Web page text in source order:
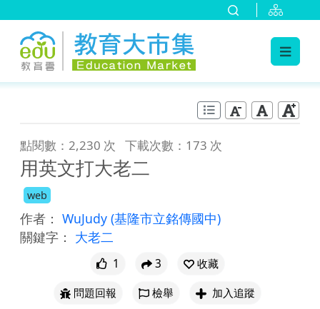
點閱數：2,230 次 下載次數：173 次
用英文打大老二
web
作者： WuJudy (基隆市立銘傳國中)
關鍵字： 大老二
1 3
收藏
問題回報
檢舉 加入追蹤